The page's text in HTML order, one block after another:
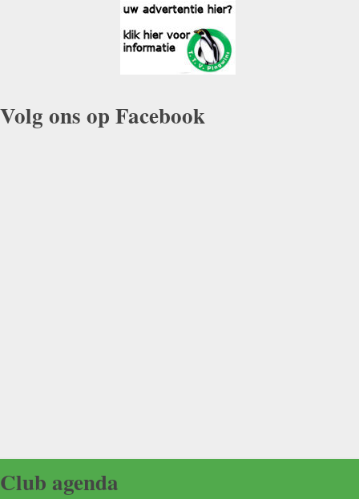
Volg ons op Facebook
Club agenda